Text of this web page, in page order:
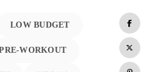
LOW BUDGET
WORKOUT